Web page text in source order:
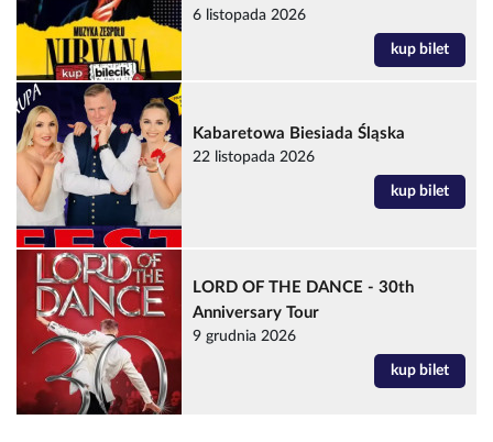
6 listopada 2026
kup bilet
Kabaretowa Biesiada Śląska
22 listopada 2026
kup bilet
LORD OF THE DANCE - 30th
Anniversary Tour
9 grudnia 2026
kup bilet